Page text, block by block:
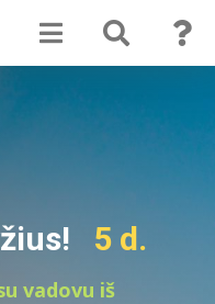
5 d.
vadovu iš